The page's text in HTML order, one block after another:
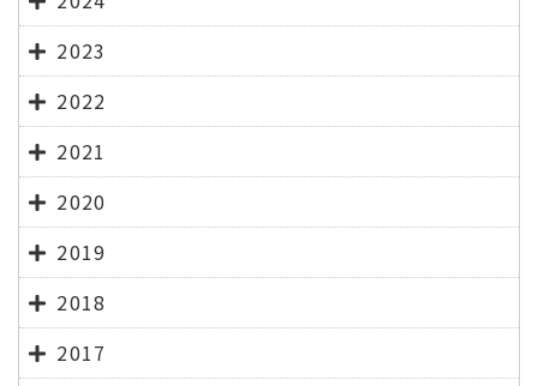
2023
2022
2021
2020
2019
2018
2017